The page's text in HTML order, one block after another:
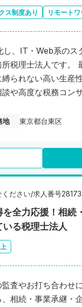
ス制度あり リモート
、IT・Web系のス
税理士法人です。
られない高い生産
や高度な税務コン
地 東京都台東区
ださい/求人番号28173
を全力応援！相
る税理士法人
査やお打ち合わせ
相続・事業承継